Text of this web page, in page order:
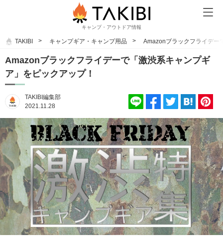
キャンプ・アウトドア情報
TAKIBI キャンプギア・キャンプ用品 Amazonブラックフライデー
Amazonブラックフライデーで「激渋系キャンプギ
ア」をピックアップ！
TAKIBI編集部
2021.11.28